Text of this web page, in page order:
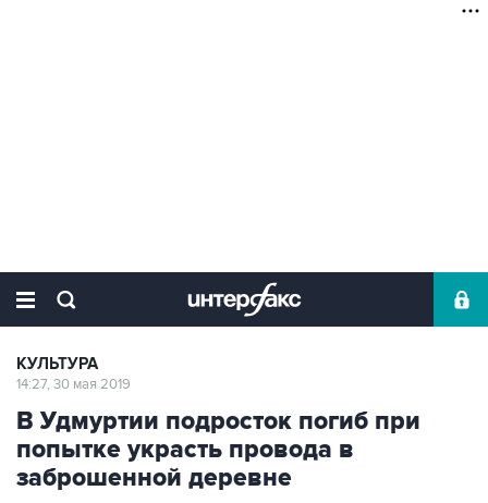
КУЛЬТУРА
14:27, 30 мая 2019
В Удмуртии подросток погиб при
попытке украсть провода в
заброшенной деревне